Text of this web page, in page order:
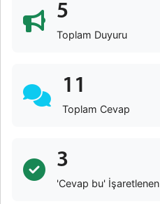
5
Toplam Duyuru
11
Toplam Cevap
3
'Cevap bu' İşaretlenen